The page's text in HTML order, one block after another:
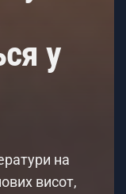
у
на
висот,